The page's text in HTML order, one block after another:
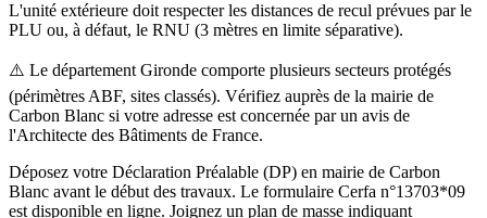
L'unité extérieure doit respecter les distances de recul prévues par le
PLU ou, à défaut, le RNU (3 mètres en limite séparative).
⚠️ Le département Gironde comporte plusieurs secteurs protégés
(périmètres ABF, sites classés). Vérifiez auprès de la mairie de
Carbon Blanc si votre adresse est concernée par un avis de
l'Architecte des Bâtiments de France.
Déposez votre Déclaration Préalable (DP) en mairie de Carbon
Blanc avant le début des travaux. Le formulaire Cerfa n°13703*09
est disponible en ligne. Joignez un plan de masse indiquant